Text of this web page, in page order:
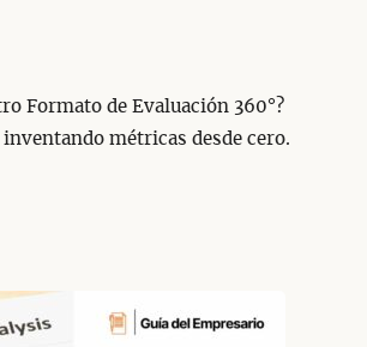
Formato de Evaluación 360°?
métricas desde cero.